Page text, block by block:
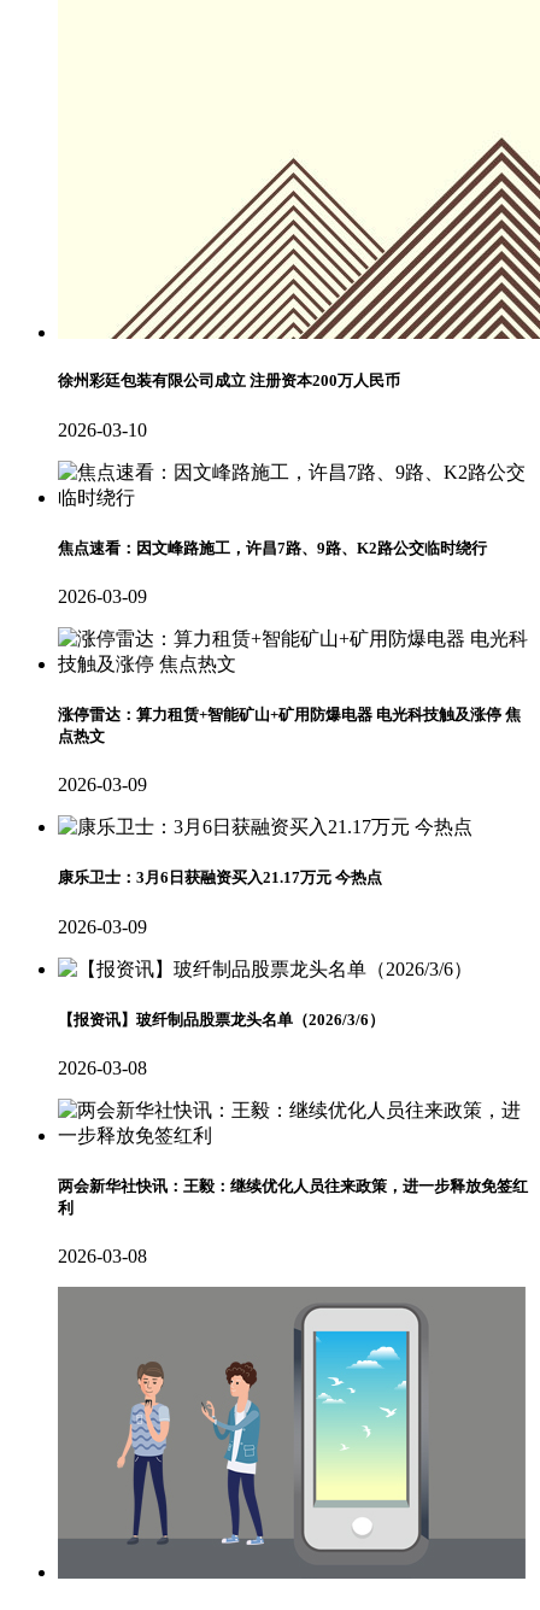
徐州彩廷包装有限公司成立 注册资本200万人民币
2026-03-10
焦点速看：因文峰路施工，许昌7路、9路、K2路公交临时绕行
2026-03-09
涨停雷达：算力租赁+智能矿山+矿用防爆电器 电光科技触及涨停 焦
点热文
2026-03-09
康乐卫士：3月6日获融资买入21.17万元 今热点
2026-03-09
【报资讯】玻纤制品股票龙头名单（2026/3/6）
2026-03-08
两会新华社快讯：王毅：继续优化人员往来政策，进一步释放免签红
利
2026-03-08